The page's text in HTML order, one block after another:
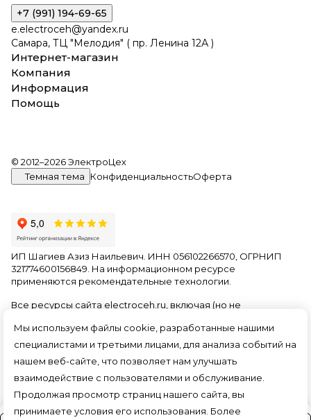
Мы используем файлы cookie, разработанные нашими
специалистами и третьими лицами, для анализа событий на
нашем веб-сайте, что позволяет нам улучшать
взаимодействие с пользователями и обслуживание.
Продолжая просмотр страниц нашего сайта, вы
принимаете условия его использования. Более
+7 (991) 194-69-65
e.electroceh@yandex.ru
Самара, ТЦ "Мелодия" ( пр. Ленина 12А )
Интернет-магазин
Компания
Информация
Помощь
© 2012–2026 ЭлектроЦех
Темная тема
КонфиденциальностьОферта
ИП Шагиев Азиз Наильевич. ИНН 056102266570, ОГРНИП
321774600156849. На информационном ресурсе
применяются рекомендательные технологии
Все ресурсы сайта electroceh.ru, включая (но не
и видео информацию, структуру, дизайн и оформление
страниц, доменное имя, фирменное наименование
являются объектами авторского права и прав на
интеллектуальную собственность, защищены российским
законодательством и международными соглашениями об
охране авторских прав.Читать далее